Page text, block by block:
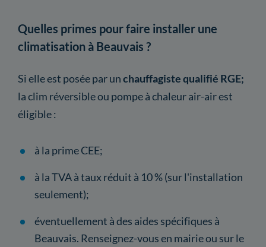
Quelles primes pour faire installer une
climatisation à Beauvais ?
Si elle est posée par unchauffagiste qualifié RGE;
la clim réversible ou pompe à chaleur air-air est
éligible :
à la prime CEE;
à la TVA à taux réduit à 10 % (sur l'installation
seulement);
éventuellement à des aides spécifiques à
Beauvais. Renseignez-vous en mairie ou sur le